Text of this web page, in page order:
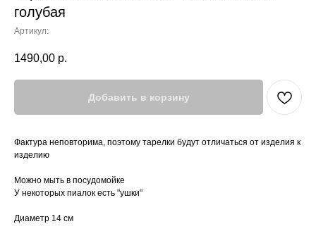
голубая
Артикул:
1490,00 р.
Добавить в корзину
Фактура неповторима, поэтому тарелки будут отличаться от изделия к
изделию
Можно мыть в посудомойке
У некоторых пиалок есть "ушки"
Диаметр 14 см